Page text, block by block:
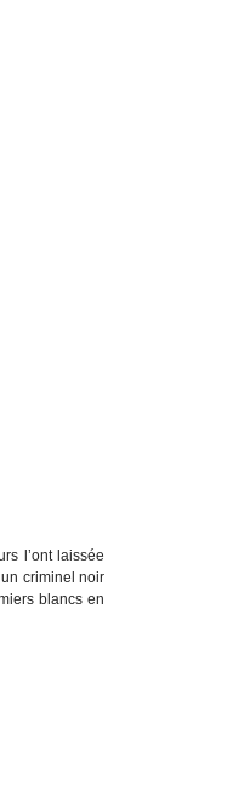
l’ont laissée
criminel noir
blancs en